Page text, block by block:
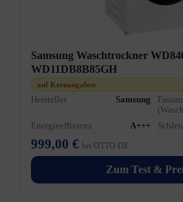
Samsung Waschtrockner
WD11DB8B85GH
auf Kernangaben
Hersteller Samsung
Energieeffizienz
A+++
999,00 € bei OTTO DE
Zum Test &